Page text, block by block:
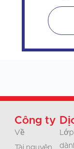
Công ty
Về
Tài nguyên